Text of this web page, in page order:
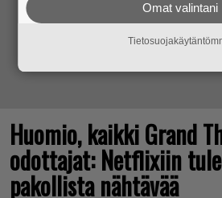
Huomio, kaikki Grand
odottajat: Netflixiin
pakollista nähtävää
Omat valintani